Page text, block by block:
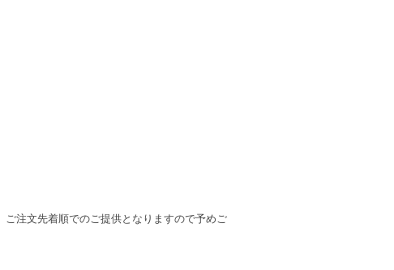
注文先着順でのご提供となりますので予めご